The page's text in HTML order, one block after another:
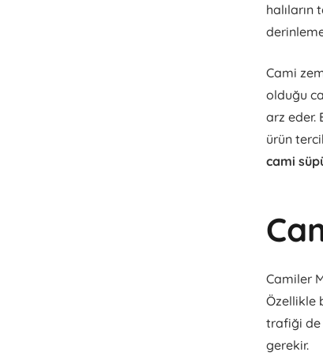
Cami
olduğu
arz eder.
ürün
cami
Camiler
Özellikle
trafiği de
gerekir.